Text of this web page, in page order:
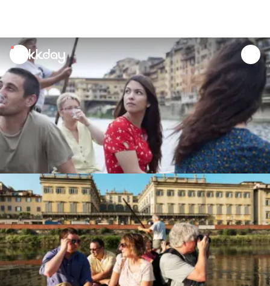
unread
notifications